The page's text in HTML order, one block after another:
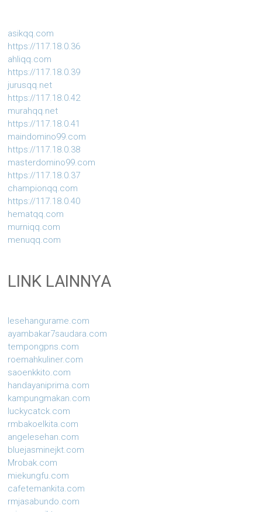
asikqq.com
https://117.18.0.36
ahliqq.com
https://117.18.0.39
jurusqq.net
https://117.18.0.42
murahqq.net
https://117.18.0.41
maindomino99.com
https://117.18.0.38
masterdomino99.com
https://117.18.0.37
championqq.com
https://117.18.0.40
hematqq.com
murniqq.com
menuqq.com
LINK LAINNYA
lesehangurame.com
ayambakar7saudara.com
tempongpns.com
roemahkuliner.com
saoenkkito.com
handayaniprima.com
kampungmakan.com
luckycatck.com
rmbakoelkita.com
angelesehan.com
bluejasminejkt.com
Mrobak.com
miekungfu.com
cafetemankita.com
rmjasabundo.com